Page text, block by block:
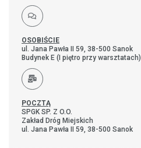
OSOBIŚCIE
ul. Jana Pawła II 59, 38-500 Sanok
Budynek E (I piętro przy warsztatach)
POCZTĄ
SPGK SP. Z O.O.
Zakład Dróg Miejskich
ul. Jana Pawła II 59, 38-500 Sanok